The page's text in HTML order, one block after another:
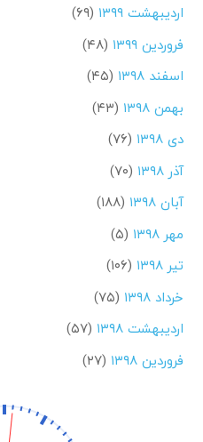
اردیبهشت ۱۳۹۹
(۶۹)
فروردین ۱۳۹۹
(۴۸)
اسفند ۱۳۹۸
(۴۵)
بهمن ۱۳۹۸
(۴۳)
دی ۱۳۹۸
(۷۶)
آذر ۱۳۹۸
(۷۰)
آبان ۱۳۹۸
(۱۸۸)
مهر ۱۳۹۸
(۵)
تیر ۱۳۹۸
(۱۰۶)
خرداد ۱۳۹۸
(۷۵)
اردیبهشت ۱۳۹۸
(۵۷)
فروردین ۱۳۹۸
(۲۷)